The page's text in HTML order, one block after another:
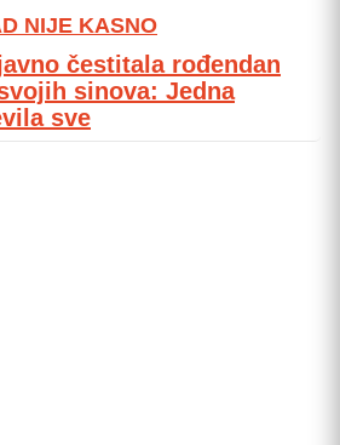
NIJE KASNO
čestitala rođendan
sinova: Jedna
sve